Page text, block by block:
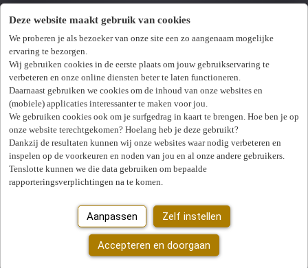
Deze website maakt gebruik van cookies
We proberen je als bezoeker van onze site een zo aangenaam mogelijke
ervaring te bezorgen.
Wij gebruiken cookies in de eerste plaats om jouw gebruikservaring te
verbeteren en onze online diensten beter te laten functioneren.
Daarnaast gebruiken we cookies om de inhoud van onze websites en
(mobiele) applicaties interessanter te maken voor jou.
We gebruiken cookies ook om je surfgedrag in kaart te brengen. Hoe ben je op
onze website terechtgekomen? Hoelang heb je deze gebruikt?
Dankzij de resultaten kunnen wij onze websites waar nodig verbeteren en
inspelen op de voorkeuren en noden van jou en al onze andere gebruikers.
Tenslotte kunnen we die data gebruiken om bepaalde
rapporteringsverplichtingen na te komen.
Aanpassen Zelf instellen
Accepteren en doorgaan
Verfijn zoekresultaat
Zoek op functie, jobtitel, bedrijf,...
Postcode of gemeente
Jobtype
Wij hebben0 jobs voor jou gevonden. job voor jou
gevonden
U hebt geen toegang tot deze pagina of bent niet langer aangemeld.
Opnieuw aanmelden.
Er is een fout opgetreden. Gelieve later opnieuw te proberen.